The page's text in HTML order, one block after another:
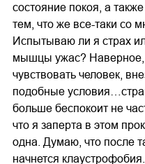
состояние покоя, а
тем, что же все-таки со
Испытываю ли я страх
мышцы ужас? Наверное,
чувствовать человек,
подобные
больше беспокоит не
что я заперта в этом
одна. Думаю, что после
начнется клаустрофобия.